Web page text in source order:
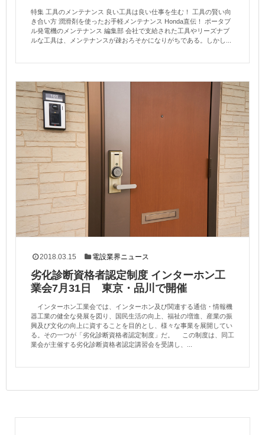
特集 工具のメンテナンス 良い工具は良い仕事を生む！ 工具の賢い向
き合い方 潤滑剤を使ったお手軽メンテナンス Honda直伝！ ポータブ
ル発電機のメンテナンス 編集部 会社で支給された工具やリーズナブ
ルな工具は、メンテナンスが疎おろそかになりがちである。しかし...
2018.03.15 電設業界ニュース
劣化診断資格者認定制度 インターホン工
業会7月31日 東京・品川で開催
インターホン工業会では、インターホン及び関連する通信・情報機
器工業の健全な発展を図り、国民生活の向上、福祉の増進、産業の振
興及び文化の向上に資することを目的とし、様々な事業を展開してい
る。その一つが「劣化診断資格者認定制度」だ。 この制度は、同工
業会が主催する劣化診断資格者認定講習会を受講し、...